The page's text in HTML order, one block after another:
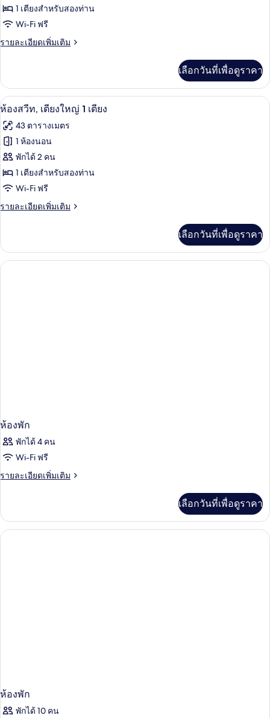
ห้อง
สแตนดาร์ด,
เตียง
1
เตียง
1 เตียงสำหรับสองท่าน
Wi-Fi ฟรี
รายละเอียดเพิ่มเติม
ราย
เกี่ยว
กับ
ห้อง
เตียง
ใหญ่
เตียง
เลือกวันที่เพื่อดูราคา
เปิด
ภาพถ่าย
ทั้งหมด
ของ
ห้อง
สวีท,
เตียง
1
เตียง
ห้องสวีท, เตียงใหญ่ 1 เตียง | โต๊ะทำงา
12
ห้องสวีท, เตียงใหญ่ 1 เตียง
43 ตารางเมตร
1 ห้องนอน
พักได้ 2 คน
1 เตียงสำหรับสองท่าน
Wi-Fi ฟรี
รายละเอียดเพิ่มเติม
ราย
เกี่ยว
กับ
ห้อง
เลือกวันที่เพื่อดูราคา
ห้องพัก
พักได้ 4 คน
Wi-Fi ฟรี
รายละเอียดเพิ่มเติม
ราย
เกี่ยว
กับ
ห้อง
เลือกวันที่เพื่อดูราคา
ห้องพัก
พักได้ 10 คน